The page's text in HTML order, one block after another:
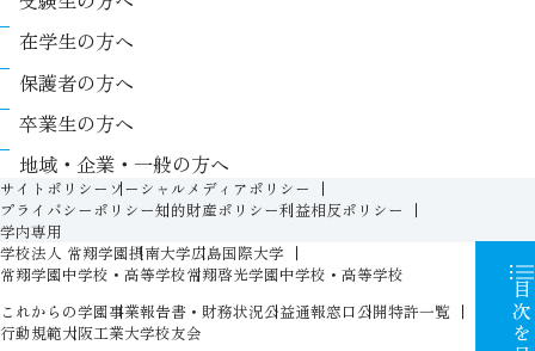
知的財産専門職大学院
教育センター
履修、授業、試験について
シラバス
FD活動
教務事項に関するQ&A
入学準備プログラム
新入生特設ページ
オープン教育リソース（OIT OER）
生活支援
情報センター
証明書発行について（在学生向け）
保健室
学生生活に関する相談窓口
学生相談室
障がいのある学生への支援（合理的配慮）
人権侵害防止への取り組み
キャンパス内での国際交流
国際交流センター
For foreigners
About
Research
International (Exchange students / Overseas
partners)
Contact
在学生の方へ
保護者の方へ
卒業生の方へ
地域・企業・一般の方へ
サイトポリシー ソーシャルメディアポリシー
プライバシーポリシー知的財産ポリシー利益相反ポリシー
学内専用
学校法人 常翔学園摂南大学広島国際大学
常翔学園中学校・高等学校常翔啓光学園中学校・高等学校
これからの学園事業報告書・財務状況公益通報窓口公開特許一覧
行動規範大阪工業大学校友会